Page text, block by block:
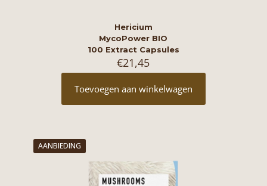
Hericium
MycoPower BIO
100 Extract Capsules
€21,45
Toevoegen aan winkelwagen
AANBIEDING